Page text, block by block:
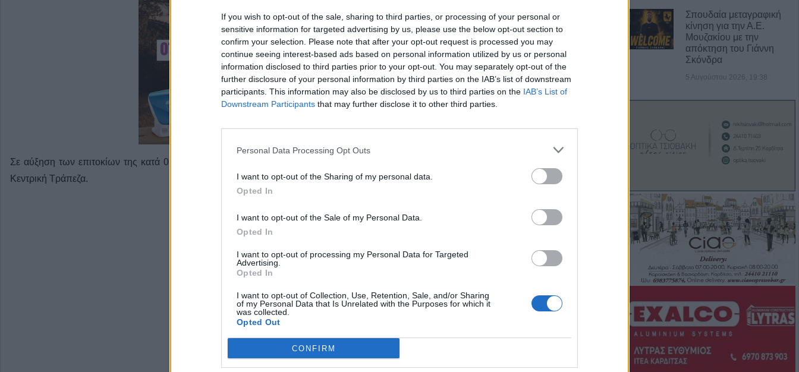
If you wish to opt-out of the sale, sharing to third parties, or processing of your personal or
sensitive information for targeted advertising by us, please use the below opt-out section to
confirm your selection. Please note that after your opt-out request is processed you may
continue seeing interest-based ads based on personal information utilized by us or personal
information disclosed to third parties prior to your opt-out. You may separately opt-out of the
further disclosure of your personal information by third parties on the IAB’s list of downstream
participants. This information may also be disclosed by us to third parties on the IAB’s List of
Downstream Participants that may further disclose it to other third parties.
Personal Data Processing Opt Outs
I want to opt-out of the Sharing of my personal data.
Opted In
I want to opt-out of the Sale of my Personal Data.
Opted In
I want to opt-out of processing my Personal Data for Targeted
Advertising.
Opted In
I want to opt-out of Collection, Use, Retention, Sale, and/or Sharing
of my Personal Data that Is Unrelated with the Purposes for which it
was collected.
Opted Out
CONFIRM
Σε αύξηση των επιτοκίων της κατά 0,25% προχώρησε το μεσημέρι της Πέμπτης (11/6) η Ευρωπαϊκή
Κεντρική Τράπεζα.
“Ciao espresso bar”: 12 χρόνια
τώρα η δική σου σταθερή αξία!
6 Αυγούστου 2026, 23:51
Με την πλάτη στον τοίχο ο ΠΑΟΚ -
Ήττα εντός (0-1) από την
Πλήρως επισκέψιμοι δύο
Καρδίτσας, δυνατότητα επίσκεψης
Σύγκρουση δύο τραμ στη
τραυματίες
τραυματίες από έκρηξη βόμβας σε
Σπουδαία μεταγραφική
κίνηση για την Α.Ε.
Μουζακίου με την
απόκτηση του Γιάννη
Σκόνδρα
5 Αυγούστου 2026, 19:38